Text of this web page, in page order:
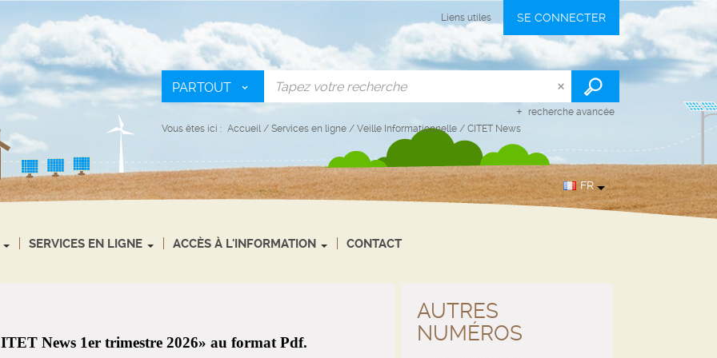
Liens utiles SE CONNECTER
PARTOUT
recherche avancée
Vous êtes ici : Accueil / Services en ligne / Veille Informationnelle / CITET News
FR
SERVICES EN LIGNE ACCÈS À L'INFORMATION CONTACT
AUTRES
NUMÉROS